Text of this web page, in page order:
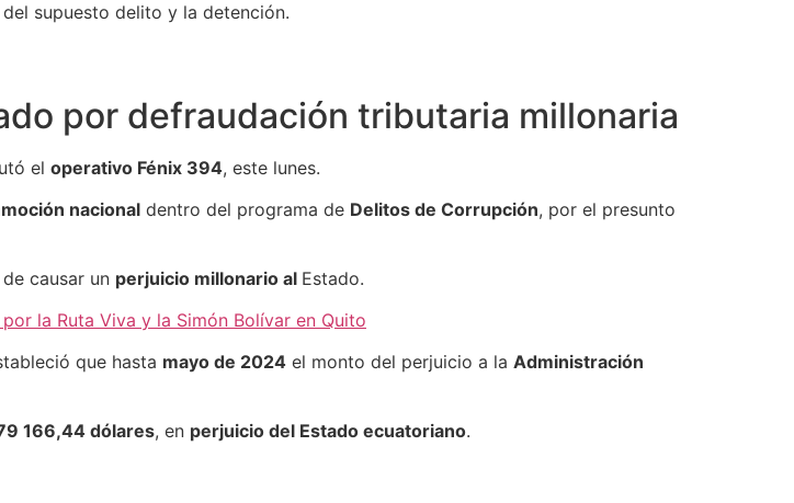
supuesto delito y la detención.
por defraudación tributaria millonaria
el operativo Fénix 394, este lunes.
nacional dentro del programa de Delitos de Corrupción, por el presunto
de causar un perjuicio millonario al Estado.
la Ruta Viva y la Simón Bolívar en Quito
que hasta mayo de 2024 el monto del perjuicio a la Administración
166,44 dólares, en perjuicio del Estado ecuatoriano.